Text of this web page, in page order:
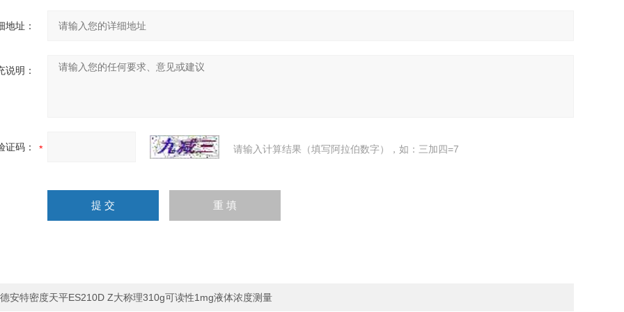
地址：
说明：
证码： 请输入计算结果（填写阿拉伯数字），如：三加四=7
德安特密度天平ES210D Z大称理310g可读性1mg液体浓度测量